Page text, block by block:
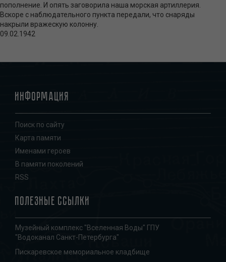
пополнение. И опять заговорила наша морская артиллерия.
Вскоре с наблюдательного пункта передали, что снаряды
накрыли вражескую колонну.
09.02.1942
Информация
Поиск по сайту
Карта памяти
Именами героев
В памяти поколений
RSS
Полезные ссылки
Музейный комплекс "Вселенная Воды" ГПУ
"Водоканал Санкт-Петербурга"
Пискаревское мемориальное кладбище